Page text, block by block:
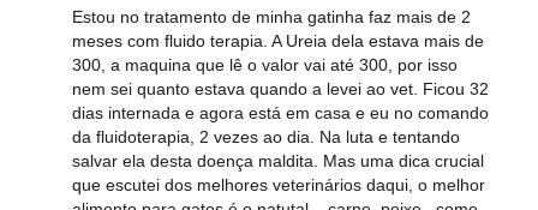
Estou no tratamento de minha gatinha faz mais de 2
meses com fluido terapia. A Ureia dela estava mais de
300, a maquina que lê o valor vai até 300, por isso
nem sei quanto estava quando a levei ao vet. Ficou 32
dias internada e agora está em casa e eu no comando
da fluidoterapia, 2 vezes ao dia. Na luta e tentando
salvar ela desta doença maldita. Mas uma dica crucial
que escutei dos melhores veterinários daqui, o melhor